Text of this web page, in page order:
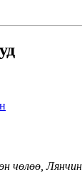
чөлөө,